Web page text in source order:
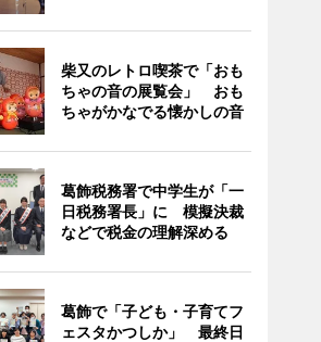
柴又のレトロ喫茶で「おも
ちゃの音の展覧会」 おも
ちゃがかなでる懐かしの音
葛飾税務署で中学生が「一
日税務署長」に 模擬決裁
などで税金の理解深める
葛飾で「子ども・子育てフ
ェスタかつしか」 最終日